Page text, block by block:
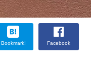
Bookmark! Facebook